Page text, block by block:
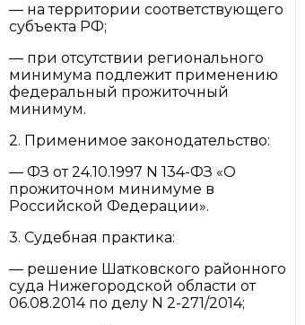
— на территории соответствующего
субъекта РФ;
— при отсутствии регионального
минимума подлежит применению
федеральный прожиточный
минимум.
2. Применимое законодательство:
— ФЗ от 24.10.1997 N 134-ФЗ «О
прожиточном минимуме в
Российской Федерации».
3. Судебная практика:
— решение Шатковского районного
суда Нижегородской области от
06.08.2014 по делу N 2-271/2014;